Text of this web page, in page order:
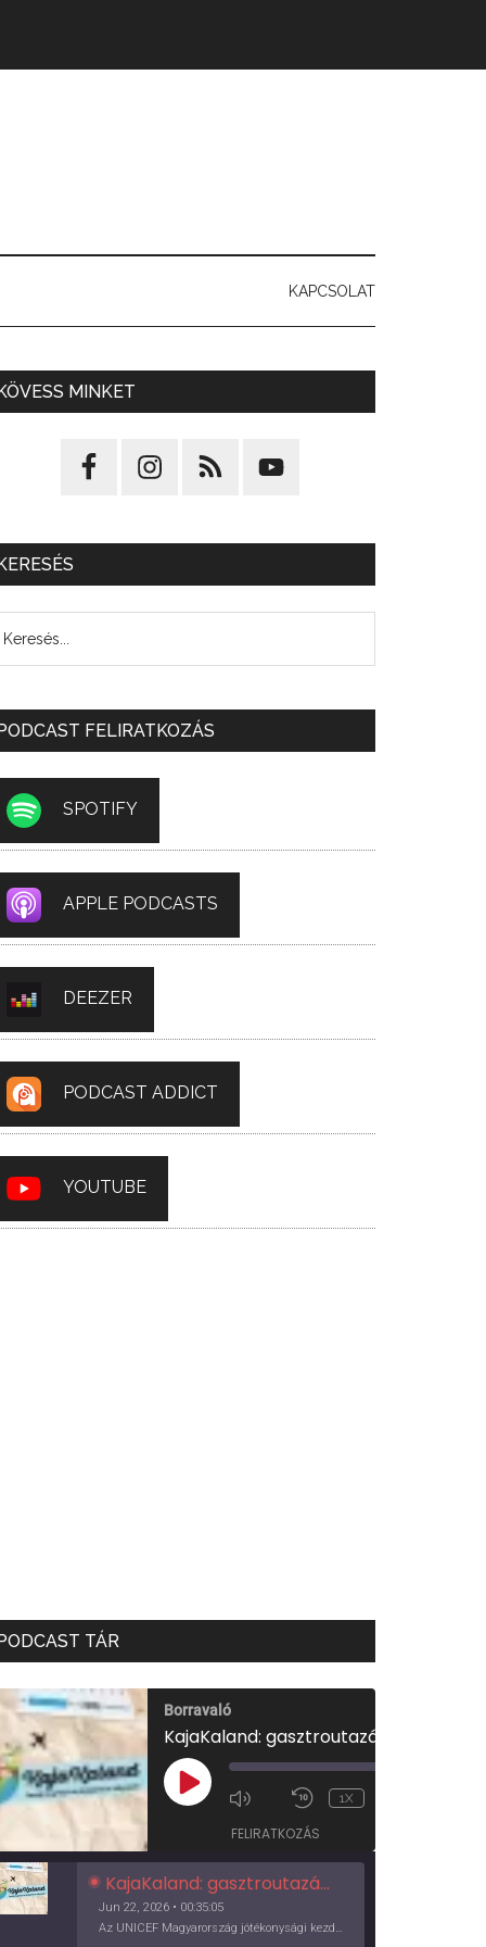
KAPCSOLAT
MINKET
FELIRATKOZÁS
SPOTIFY
APPLE PODCASTS
DEEZER
PODCAST ADDICT
YOUTUBE
TÁR
Borravaló
PLAY
EPISODE
1X
FELIRATKOZÁS
KajaKaland: gasztroutazás a föld körül
Jun 22, 2026 • 00:35:05
Az UNICEF Magyarország jótékonysági kezdeményezése izgalmas, egész éves világkörüli ízutazásra hív, igazi családi program és gasztroedukáció, illetve segítség a rászorulóknak is egyben.